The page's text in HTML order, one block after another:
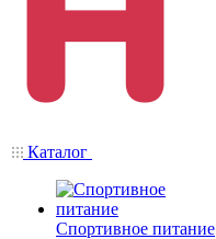
Каталог
Спортивное питание